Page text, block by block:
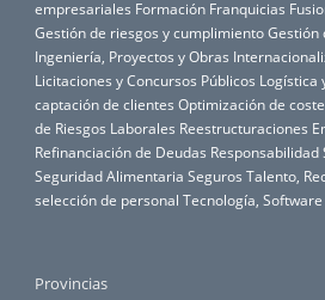
empresariales Formación Franquicias
Gestión de riesgos y cumplimientoGestión
Ingeniería, Proyectos y Obras
Licitaciones y Concursos Públicos Logística
captación de clientes Optimización de
de Riesgos Laborales Reestructuraciones
Refinanciación de Deudas Responsabilidad
Seguridad Alimentaria Seguros Talento,
selección de personal Tecnología, Software
Provincias